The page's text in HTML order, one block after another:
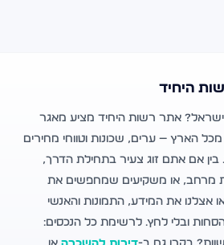
היחיד
אתר רשות היחיד מציע מאגר
הארץ — ערים, שכונות וטווחי מחירים
אם אתם זוג צעיר בתחילת הדרך,
או משקיעים שמחפשים את
את המידע, התמונות והאנשי
ובלי לחץ. לרשימת כל הנכסים: